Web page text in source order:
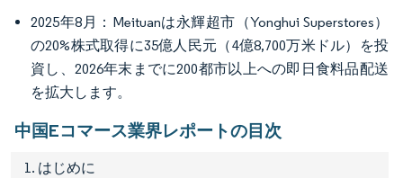
2025年8月：Meituanは永輝超市（Yonghui Superstores）
の20%株式取得に35億人民元（4億8,700万米ドル）を投
資し、2026年末までに200都市以上への即日食料品配送
を拡大します。
中国Eコマース業界レポートの目次
1. はじめに